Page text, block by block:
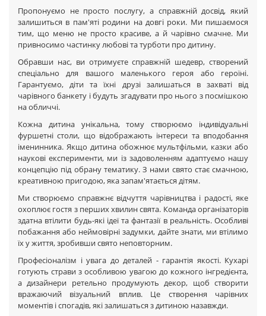
Пропонуємо не просто послугу, а справжній досвід, який
залишиться в пам'яті родини на довгі роки. Ми пишаємося
тим, що меню не просто красиве, а й чарівно смачне. Ми
привносимо частинку любові та турботи про дитину.
Обравши нас, ви отримуєте справжній шедевр, створений
спеціально для вашого маленького героя або героїні.
Гарантуємо, діти та їхні друзі залишаться в захваті від
чарівного банкету і будуть згадувати про нього з посмішкою
на обличчі.
Кожна дитина унікальна, тому створюємо індивідуальні
фуршетні столи, що відображають інтереси та вподобання
іменинника. Якщо дитина обожнює мультфільми, казки або
наукові експерименти, ми із задоволенням адаптуємо нашу
концепцію під обрану тематику. З нами свято стає смачною,
креативною пригодою, яка запам'ятається дітям.
Ми створюємо справжнє відчуття чарівництва і радості, яке
охоплює гостя з перших хвилин свята. Команда організаторів
здатна втілити будь-які ідеї та фантазії в реальність. Особливі
побажання або неймовірні задумки, дайте знати, ми втілимо
їх у життя, зробивши свято неповторним.
Професіоналізм і увага до деталей - гарантія якості. Кухарі
готують страви з особливою увагою до кожного інгредієнта,
а дизайнери ретельно продумують декор, щоб створити
вражаючий візуальний вплив. Це створення чарівних
моментів і спогадів, які залишаться з дитиною назавжди.